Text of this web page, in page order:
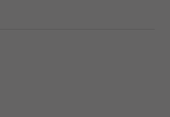
ど)
どん増えていきます。